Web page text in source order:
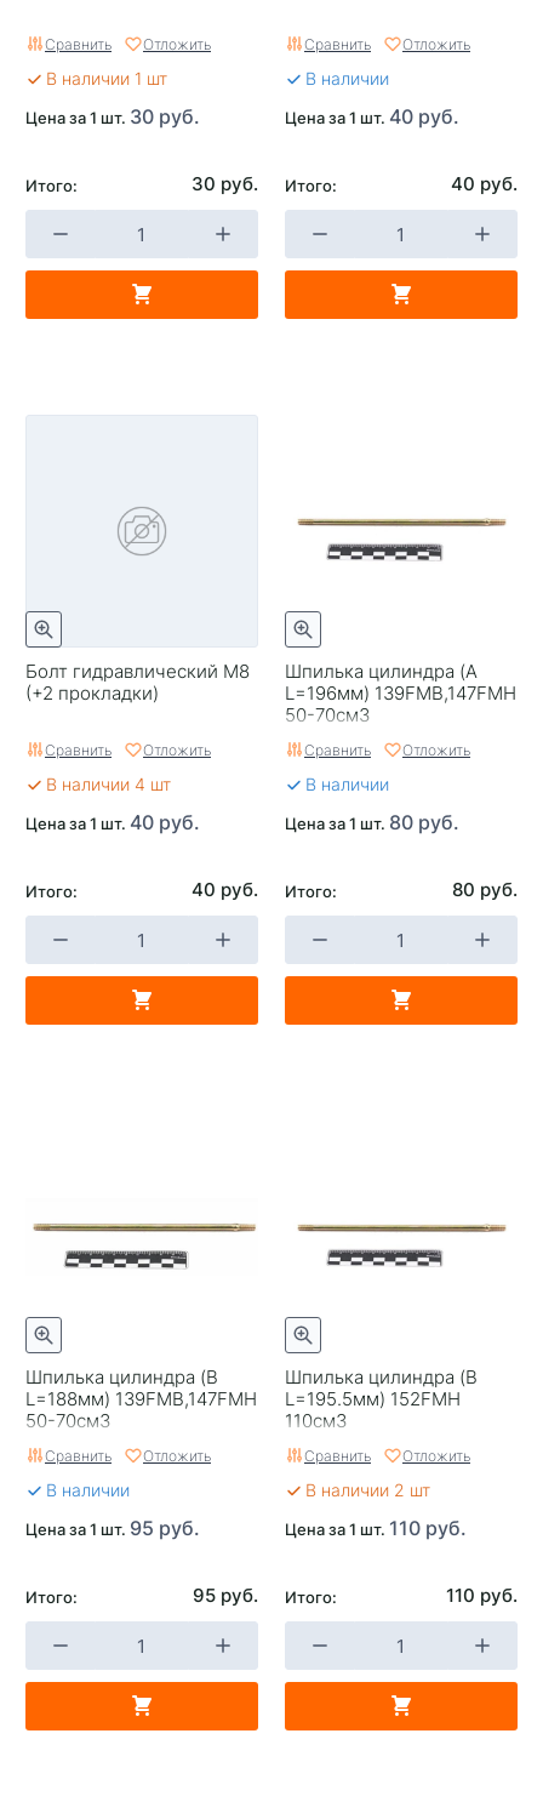
Сравнить Отложить
В наличии 1 шт
Цена за 1 шт. 30 руб.
Итого: 30 руб.
Сравнить Отложить
В наличии
Цена за 1 шт. 40 руб.
Итого: 40 руб.
Болт гидравлический М8
(+2 прокладки)
Сравнить Отложить
В наличии 4 шт
Цена за 1 шт. 40 руб.
Итого: 40 руб.
Шпилька цилиндра (A
L=196мм) 139FMB,147FMH
50-70см3
Сравнить Отложить
В наличии
Цена за 1 шт. 80 руб.
Итого: 80 руб.
Шпилька цилиндра (B
L=188мм) 139FMB,147FMH
50-70см3
Сравнить Отложить
В наличии
Цена за 1 шт. 95 руб.
Итого: 95 руб.
Шпилька цилиндра (B
L=195.5мм) 152FMH
110см3
Сравнить Отложить
В наличии 2 шт
Цена за 1 шт. 110 руб.
Итого: 110 руб.